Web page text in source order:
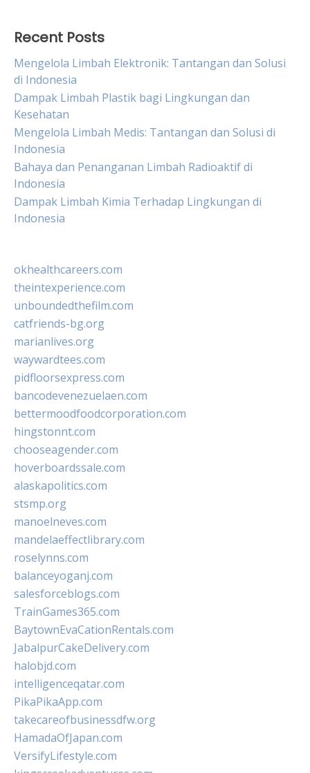
Recent Posts
Mengelola Limbah Elektronik: Tantangan dan Solusi
di Indonesia
Dampak Limbah Plastik bagi Lingkungan dan
Kesehatan
Mengelola Limbah Medis: Tantangan dan Solusi di
Indonesia
Bahaya dan Penanganan Limbah Radioaktif di
Indonesia
Dampak Limbah Kimia Terhadap Lingkungan di
Indonesia
okhealthcareers.com
theintexperience.com
unboundedthefilm.com
catfriends-bg.org
marianlives.org
waywardtees.com
pidfloorsexpress.com
bancodevenezuelaen.com
bettermoodfoodcorporation.com
hingstonnt.com
chooseagender.com
hoverboardssale.com
alaskapolitics.com
stsmp.org
manoelneves.com
mandelaeffectlibrary.com
roselynns.com
balanceyoganj.com
salesforceblogs.com
TrainGames365.com
BaytownEvaCationRentals.com
JabalpurCakeDelivery.com
halobjd.com
intelligenceqatar.com
PikaPikaApp.com
takecareofbusinessdfw.org
HamadaOfJapan.com
VersifyLifestyle.com